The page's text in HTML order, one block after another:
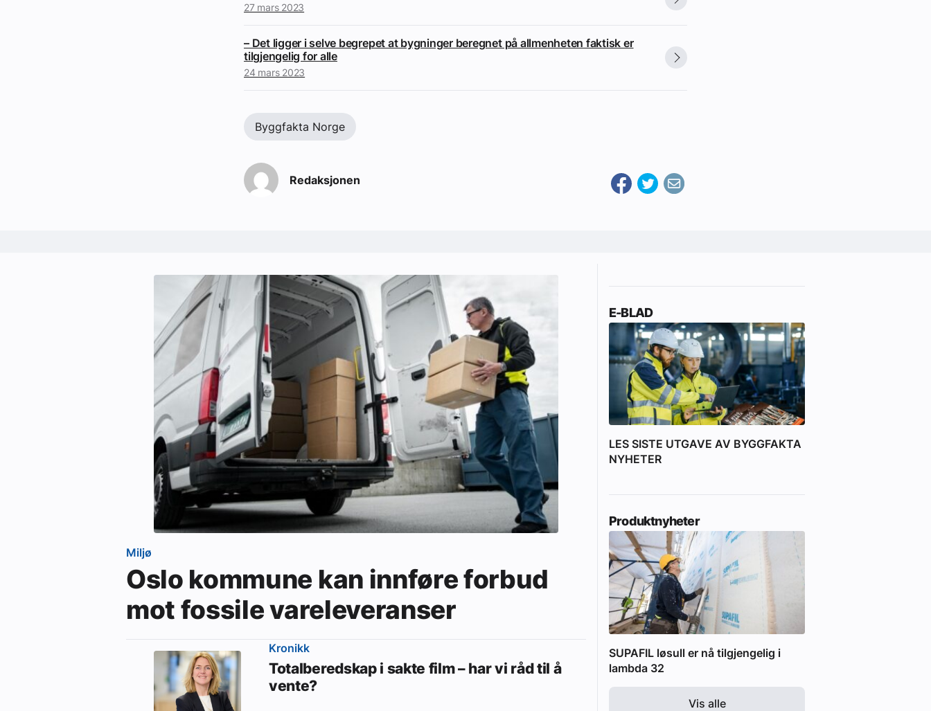
27 mars 2023
– Det ligger i selve begrepet at bygninger beregnet på allmenheten faktisk er
tilgjengelig for alle
24 mars 2023
Byggfakta Norge
Redaksjonen
Miljø
Oslo kommune kan innføre forbud
mot fossile vareleveranser
Kronikk
Totalberedskap i sakte film – har vi råd til å
vente?
E-BLAD
LES SISTE UTGAVE AV BYGGFAKTA
NYHETER
Produktnyheter
SUPAFIL løsull er nå tilgjengelig i
lambda 32
Vis alle